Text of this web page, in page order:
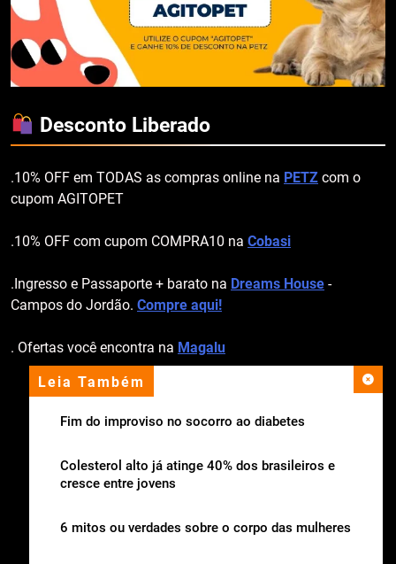
Leia Também
Fim do improviso no socorro ao diabetes
Colesterol alto já atinge 40% dos brasileiros e
cresce entre jovens
6 mitos ou verdades sobre o corpo das mulheres
Desconto Liberado
.10% OFF em TODAS as compras online na PETZ com o
cupom AGITOPET
.10% OFF com cupom COMPRA10 na Cobasi
.Ingresso e Passaporte + barato na Dreams House -
Campos do Jordão. Compre aqui!
. Ofertas você encontra na Magalu
apoio institucional